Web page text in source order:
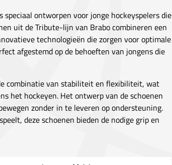
speciaal ontworpen voor jonge hockeyspelers die
uit de Tribute-lijn van Brabo combineren een
technologieën die zorgen voor optimale
afgestemd op de behoeften van jongens die
combinatie van stabiliteit en flexibiliteit, wat
het hockeyen. Het ontwerp van de schoenen
zonder in te leveren op ondersteuning.
deze schoenen bieden de nodige grip en